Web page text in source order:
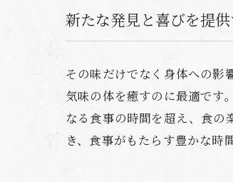
新たな発見と喜びを提
その味だけでなく身体への影
気味の体を癒すのに最適です
なる食事の時間を超え、食の
き、食事がもたらす豊かな時